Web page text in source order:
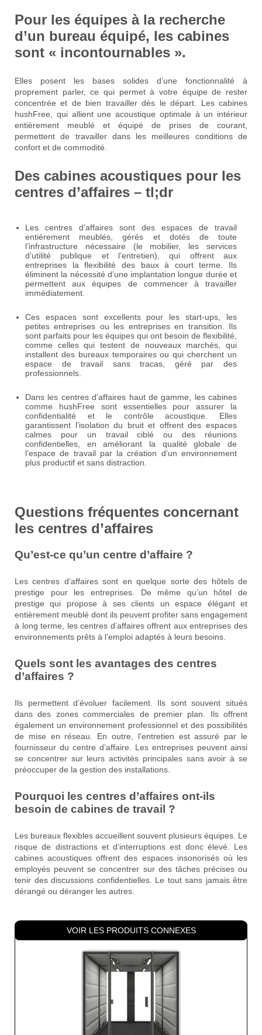
Pour les équipes à la recherche
d’un bureau équipé, les cabines
sont « incontournables ».
Elles posent les bases solides d’une fonctionnalité à
proprement parler, ce qui permet à votre équipe de rester
concentrée et de bien travailler dès le départ. Les cabines
hushFree, qui allient une acoustique optimale à un intérieur
entièrement meublé et équipé de prises de courant,
permettent de travailler dans les meilleures conditions de
confort et de commodité.
Des cabines acoustiques pour les
centres d’affaires – tl;dr
Les centres d’affaires sont des espaces de travail
entièrement meublés, gérés et dotés de toute
l’infrastructure nécessaire (le mobilier, les services
d’utilité publique et l’entretien), qui offrent aux
entreprises la flexibilité des baux à court terme. Ils
éliminent la nécessité d’une implantation longue durée et
permettent aux équipes de commencer à travailler
immédiatement.
Ces espaces sont excellents pour les start-ups, les
petites entreprises ou les entreprises en transition. Ils
sont parfaits pour les équipes qui ont besoin de flexibilité,
comme celles qui testent de nouveaux marchés, qui
installent des bureaux temporaires ou qui cherchent un
espace de travail sans tracas, géré par des
professionnels.
Dans les centres d’affaires haut de gamme, les cabines
comme hushFree sont essentielles pour assurer la
confidentialité et le contrôle acoustique. Elles
garantissent l’isolation du bruit et offrent des espaces
calmes pour un travail ciblé ou des réunions
confidentielles, en améliorant la qualité globale de
l’espace de travail par la création d’un environnement
plus productif et sans distraction.
Questions fréquentes concernant
les centres d’affaires
Qu’est-ce qu’un centre d’affaire ?
Les centres d’affaires sont en quelque sorte des hôtels de
prestige pour les entreprises. De même qu’un hôtel de
prestige qui propose à ses clients un espace élégant et
entièrement meublé dont ils peuvent profiter sans engagement
à long terme, les centres d’affaires offrent aux entreprises des
environnements prêts à l’emploi adaptés à leurs besoins.
Quels sont les avantages des centres
d’affaires ?
Ils permettent d’évoluer facilement. Ils sont souvent situés
dans des zones commerciales de premier plan. Ils offrent
également un environnement professionnel et des possibilités
de mise en réseau. En outre, l’entretien est assuré par le
fournisseur du centre d’affaire. Les entreprises peuvent ainsi
se concentrer sur leurs activités principales sans avoir à se
préoccuper de la gestion des installations.
Pourquoi les centres d’affaires ont-ils
besoin de cabines de travail ?
Les bureaux flexibles accueillent souvent plusieurs équipes. Le
risque de distractions et d’interruptions est donc élevé. Les
cabines acoustiques offrent des espaces insonorisés où les
employés peuvent se concentrer sur des tâches précises ou
tenir des discussions confidentielles. Le tout sans jamais être
dérangé ou déranger les autres.
VOIR LES PRODUITS CONNEXES